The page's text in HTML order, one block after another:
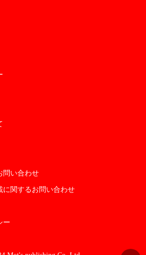
問い合わせ
に関するお問い合わせ
ー